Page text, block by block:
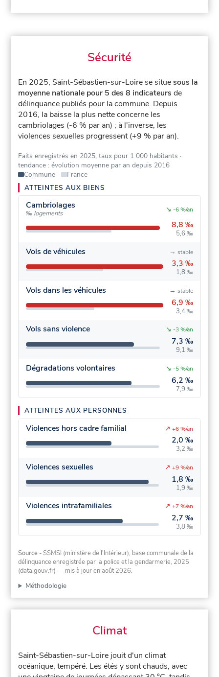
Sécurité
En 2025, Saint-Sébastien-sur-Loire se situesous la
moyenne nationale pour 5 des 8 indicateurs de
délinquance publiés pour la commune. Depuis
2016, la baisse la plus nette concerne les
cambriolages (-6 % par an) ; à l'inverse, les
violences sexuelles progressent (+9 % par an).
Faits enregistrés en 2025, taux pour 1 000 habitants ·
tendance : évolution moyenne par an depuis 2016
Commune
France
ATTEINTES AUX BIENS
Cambriolages
‰ logements
8,8 ‰
5,6 ‰
↘ -6 %/an
Vols de véhicules
3,3 ‰
1,8 ‰
→ stable
Vols dans les véhicules
6,9 ‰
3,4 ‰
→ stable
Vols sans violence
7,3 ‰
9,1 ‰
↘ -3 %/an
Dégradations volontaires
6,2 ‰
7,9 ‰
↘ -5 %/an
ATTEINTES AUX PERSONNES
Violences hors cadre familial
2,0 ‰
3,2 ‰
↗ +6 %/an
Violences sexuelles
1,8 ‰
1,9 ‰
↗ +9 %/an
Violences intrafamiliales
2,7 ‰
3,8 ‰
↗ +7 %/an
Source - SSMSI (ministère de l'Intérieur), base communale de la
délinquance enregistrée par la police et la gendarmerie, 2025
(data.gouv.fr) — mis à jour en août 2026.
Méthodologie
Climat
Saint-Sébastien-sur-Loire jouit d'un climat
océanique, tempéré. Les étés y sont chauds, avec